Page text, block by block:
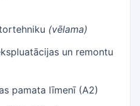
(vēlama)
un remontu
pamata līmenī (A2)